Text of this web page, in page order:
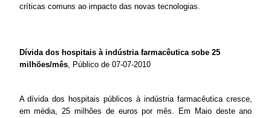
críticas comuns ao impacto das novas tecnologias.
Dívida dos hospitais à indústria farmacêutica sobe 25
milhões/mês, Público de 07-07-2010
A dívida dos hospitais públicos à indústria farmacêutica cresce,
em média, 25 milhões de euros por mês. Em Maio deste ano